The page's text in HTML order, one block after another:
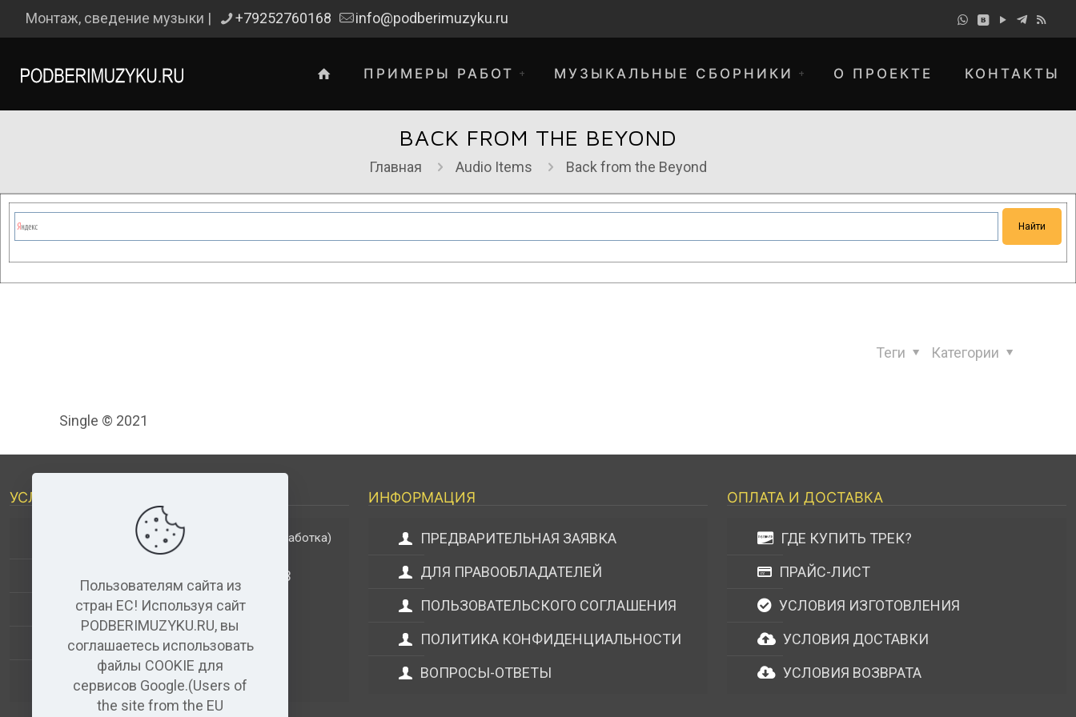
Монтаж, сведение музыки | +79252760168 info@podberimuzyku.ru
ПРИМЕРЫ РАБОТ МУЗЫКАЛЬНЫЕ СБОРНИКИ О ПРОЕКТЕ КОНТАКТЫ
BACK FROM THE BEYOND
Главная Audio Items Back from the Beyond
Категории
Теги
Single © 2021
УСЛУГИ
ДОПОЛНИТЕЛЬНЫЕ УСЛУГИ (обработка)
АНАЛИЗ МУЗЫКАЛЬНЫХ ТРЕКОВ
ВИДЕО+АУДИО
УСЛУГИ ЗВУКОЗАПИСИ
АУДИО РЕДАКТОР(бесплатный)
ИНФОРМАЦИЯ
ПРЕДВАРИТЕЛЬНАЯ ЗАЯВКА
ДЛЯ ПРАВООБЛАДАТЕЛЕЙ
ПОЛЬЗОВАТЕЛЬСКОГО СОГЛАШЕНИЯ
ПОЛИТИКА КОНФИДЕНЦИАЛЬНОСТИ
ВОПРОСЫ-ОТВЕТЫ
ОПЛАТА И ДОСТАВКА
ГДЕ КУПИТЬ ТРЕК?
ПРАЙС-ЛИСТ
УСЛОВИЯ ИЗГОТОВЛЕНИЯ
УСЛОВИЯ ДОСТАВКИ
УСЛОВИЯ ВОЗВРАТА
Пользователям сайта из
стран ЕС! Используя сайт
PODBERIMUZYKU.RU, вы
соглашаетесь использовать
файлы COOKIE для
сервисов Google.(Users of
the site from the EU